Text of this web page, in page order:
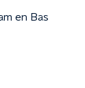
en Bas